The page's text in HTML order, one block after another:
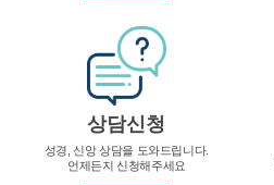
상담신청
성경, 신앙 상담을 도와드립니다.
언제든지 신청해주세요